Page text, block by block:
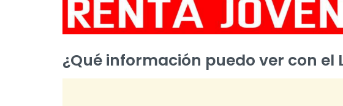
¿Qué información puedo ver con el